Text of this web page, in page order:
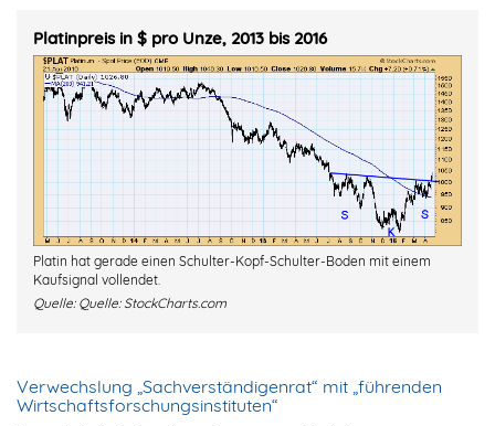
Platinpreis in $ pro Unze, 2013 bis 2016
Platin hat gerade einen Schulter-Kopf-Schulter-Boden mit einem
Kaufsignal vollendet.
Quelle: Quelle: StockCharts.com
Verwechslung „Sachverständigenrat“ mit „führenden
Wirtschaftsforschungsinstituten“